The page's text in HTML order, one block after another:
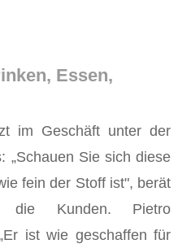
Essen,
im Geschäft unter der
„Schauen Sie sich diese
fein der Stoff ist", berät
die Kunden. Pietro
ist wie geschaffen für